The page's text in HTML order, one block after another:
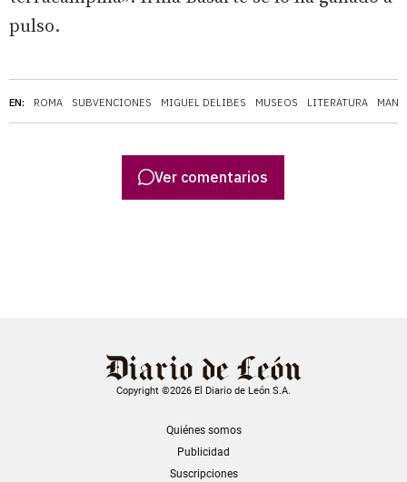
EN: ROMA SUBVENCIONES MIGUEL DELIBES MUSEOS LITERATURA
pulso.
Ver comentarios
Copyright ©2026 El Diario de León S.A.
Quiénes somos
Publicidad
Suscripciones